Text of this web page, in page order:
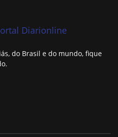
do Brasil e do mundo, fique